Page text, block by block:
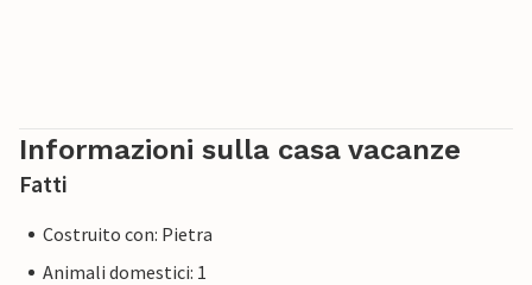
Informazioni sulla casa vacanze
Fatti
Costruito con: Pietra
Animali domestici: 1